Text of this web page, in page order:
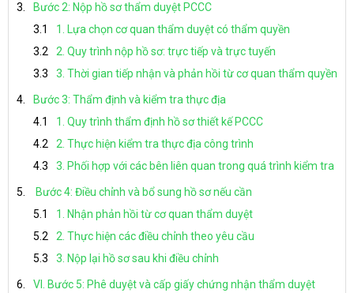
Bước 2: Nộp hồ sơ thẩm duyệt PCCC
1. Lựa chọn cơ quan thẩm duyệt có thẩm quyền
2. Quy trình nộp hồ sơ: trực tiếp và trực tuyến
3. Thời gian tiếp nhận và phản hồi từ cơ quan thẩm quyền
Bước 3: Thẩm định và kiểm tra thực địa
1. Quy trình thẩm định hồ sơ thiết kế PCCC
2. Thực hiện kiểm tra thực địa công trình
3. Phối hợp với các bên liên quan trong quá trình kiểm tra
Bước 4: Điều chỉnh và bổ sung hồ sơ nếu cần
1. Nhận phản hồi từ cơ quan thẩm duyệt
2. Thực hiện các điều chỉnh theo yêu cầu
3. Nộp lại hồ sơ sau khi điều chỉnh
VI. Bước 5: Phê duyệt và cấp giấy chứng nhận thẩm duyệt